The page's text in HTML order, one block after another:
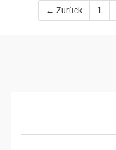
← Zurück 1